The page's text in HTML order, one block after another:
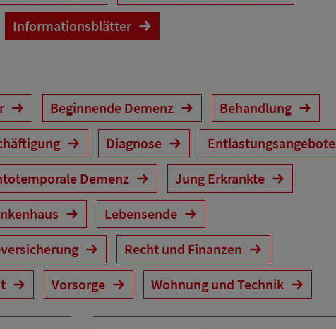
Informationsblätter
Beginnende Demenz
Behandlung
Diagnose
Entlastungsangebote
Demenz
Jung Erkrankte
Lebensende
Recht und Finanzen
Vorsorge Wohnung und Technik